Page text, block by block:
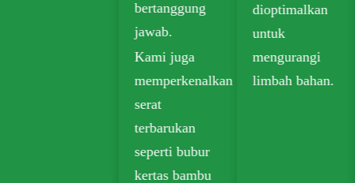
dioptimalkan
untuk
mengurangi
limbah bahan.
terurai secara
luas digunakan
dalam
makanan di